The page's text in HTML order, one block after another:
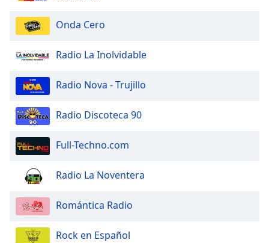
Onda Cero
Radio La Inolvidable
Radio Nova - Trujillo
Radio Discoteca 90
Full-Techno.com
Radio La Noventera
Romántica Radio
Rock en Español